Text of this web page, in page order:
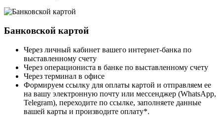
Банковской картой
Через личный кабинет вашего интернет-банка по
выставленному счету
Через операциониста в банке по выставленному счету
Через терминал в офисе
Формируем ссылку для оплаты картой и отправляем ее
на вашу электронную почту или мессенджер (WhatsApp,
Telegram), переходите по ссылке, заполняете данные
вашей карты и производите оплату*.